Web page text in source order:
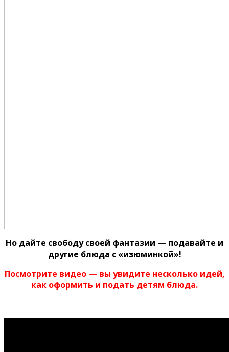
Но дайте свободу своей фантазии — подавайте и
другие блюда с «изюминкой»!
Посмотрите видео — вы увидите несколько идей,
как оформить и подать детям блюда.